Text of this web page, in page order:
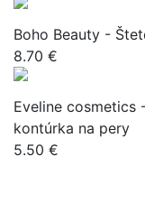
Boho Beauty -
8.70 €
Eveline cosmetics
kontúrka na pery
5.50 €